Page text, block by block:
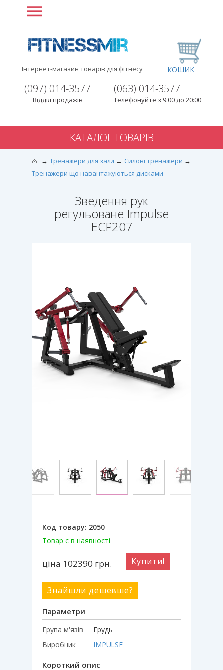
Інтернет-магазин товарів для фітнесу
(063) 014-3577
Телефонуйте з 9:00 до 20:00
(097) 014-3577
Відділ продажів
КОШИК
КАТАЛОГ ТОВАРІВ
Тренажери для зали
Силові тренажери
Тренажери що навантажуються дисками
Зведення рук
регульоване Impulse
ECP207
Код товару: 2050
Товар є в наявності
ціна 102390 грн. Купити!
Знайшли дешевше?
Параметри
Група м'язів
Грудь
Виробник
IMPULSE
Короткий опис